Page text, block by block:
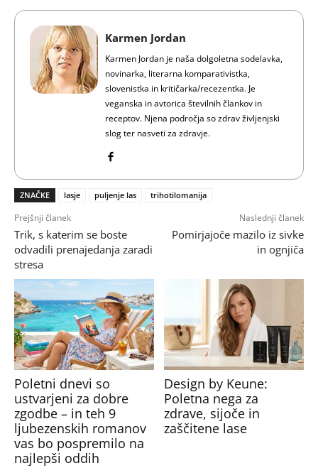
Karmen Jordan
Karmen Jordan je naša dolgoletna sodelavka,
novinarka, literarna komparativistka,
slovenistka in kritičarka/recezentka. Je
veganska in avtorica številnih člankov in
receptov. Njena področja so zdrav življenjski
slog ter nasveti za zdravje.
ZNAČKE lasje puljenje las trihotilomanija
Prejšnji članek
Trik, s katerim se boste
odvadili prenajedanja zaradi
stresa
Naslednji članek
Pomirjajoče mazilo iz sivke
in ognjiča
Poletni dnevi so
ustvarjeni za dobre
zgodbe – in teh 9
ljubezenskih romanov
vas bo pospremilo na
najlepši oddih
Design by Keune:
Poletna nega za
zdrave, sijoče in
zaščitene lase